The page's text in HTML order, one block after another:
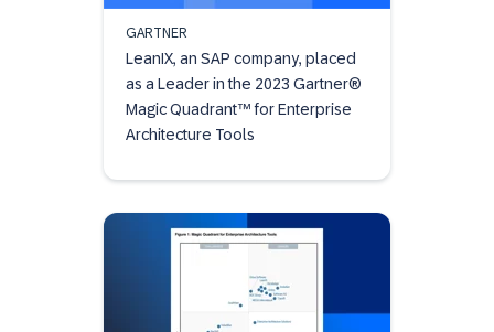
GARTNER
LeanIX, an SAP company, placed
as a Leader in the 2023 Gartner®
Magic Quadrant™ for Enterprise
Architecture Tools